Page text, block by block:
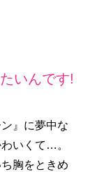
いんです!
』に夢中な
いくて…。
胸をときめ